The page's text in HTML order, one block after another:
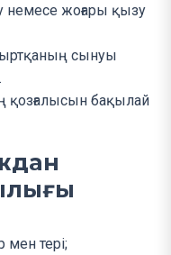
немесе жоғары қызу
сынуы
қозғалысын бақылай
тері;